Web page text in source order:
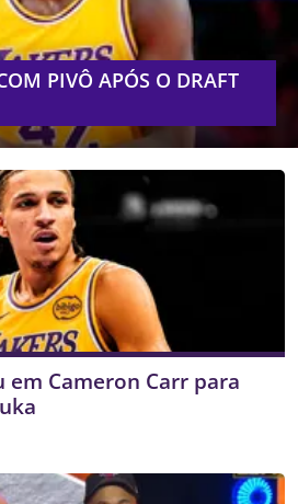
PIVÔ APÓS O DRAFT
em Cameron Carr para